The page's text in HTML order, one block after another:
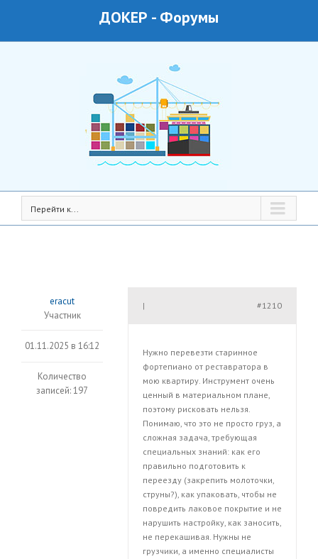
ДОКЕР - Форумы
Перейти к...
eracut
Участник
01.11.2025 в 16:12
Количество
записей: 197
#1210
|
Нужно перевезти старинное
фортепиано от реставратора в
мою квартиру. Инструмент очень
ценный в материальном плане,
поэтому рисковать нельзя.
Понимаю, что это не просто груз, а
сложная задача, требующая
специальных знаний: как его
правильно подготовить к
переезду (закрепить молоточки,
струны?), как упаковать, чтобы не
повредить лаковое покрытие и не
нарушить настройку, как заносить,
не перекашивая. Нужны не
грузчики, а именно специалисты